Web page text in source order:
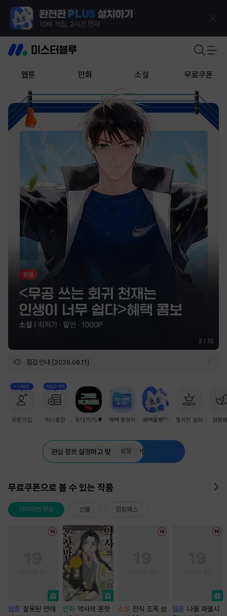
웹툰 만화 소설 무료쿠폰
2 / 15
점검 안내 [2026.08.11]
+1,000원
회원가입
첫충전 혜택
머니충전 최대70%▼ 혜택 총정리 혜택몰빵💘 밀리언 셀러 점핑
관심 장르 설정하고 맞춤 추천 받기
설정
무료쿠폰으로 볼 수 있는 작품
기다리면 무료 선물 점핑패스
웹툰 잘못된 연애
만화 약사의 혼잣
소설 전직 조폭 보
웹툰 나를 파멸시